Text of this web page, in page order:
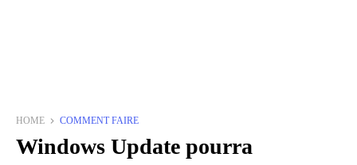
HOME COMMENT FAIRE
Windows Update pourra